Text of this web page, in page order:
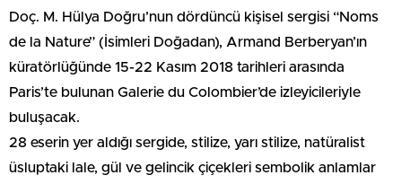
Doç. M. Hülya Doğru’nun dördüncü kişisel sergisi “Noms
de la Nature” (İsimleri Doğadan), Armand Berberyan’ın
küratörlüğünde 15-22 Kasım 2018 tarihleri arasında
Paris’te bulunan Galerie du Colombier’de izleyicileriyle
buluşacak.
28 eserin yer aldığı sergide, stilize, yarı stilize, natüralist
üsluptaki lale, gül ve gelincik çiçekleri sembolik anlamlar